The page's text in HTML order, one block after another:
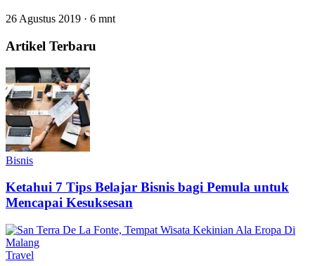
26 Agustus 2019 · 6 mnt
Artikel Terbaru
Bisnis
Ketahui 7 Tips Belajar Bisnis bagi Pemula untuk
Mencapai Kesuksesan
Travel